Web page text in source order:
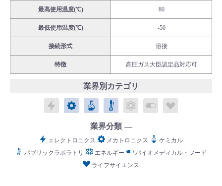
Corporate Blog
／English
お問い合わせ
最高使用温度(℃) 80
最低使用温度(℃) -50
接続形式 溶接
特徴 高圧ガス大臣認定品対応可
業界別カテゴリ
エレクトロニクス
メカトロニクス
ケミカルパブリックラボラトリ
エネルギーバイオメディカ
業界分類
エレクトロニクス メカトロニクス
ケミカル
パブリックラボラトリ
エネルギー
バイオメディカル・フード
ライフサイエンス